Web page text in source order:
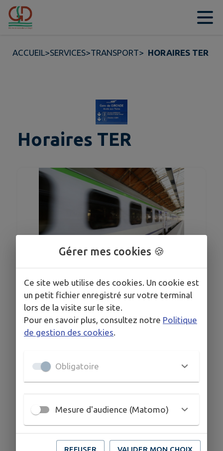
Contenu
ACCUEIL>SERVICES>TRANSPORT> HORAIRES TER
Horaires TER
TER Ligne 44 : Agen ➡ Bordeaux / Bordeaux ➡
Agen
Gérer mes cookies 🍪
Ce site web utilise des cookies. Un cookie est
un petit fichier enregistré sur votre terminal
lors de la visite sur le site.
Pour en savoir plus, consultez notre Politique
de gestion des cookies
Obligatoire
Mesure d'audience (Matomo)
REFUSER VALIDER MON CHOIX